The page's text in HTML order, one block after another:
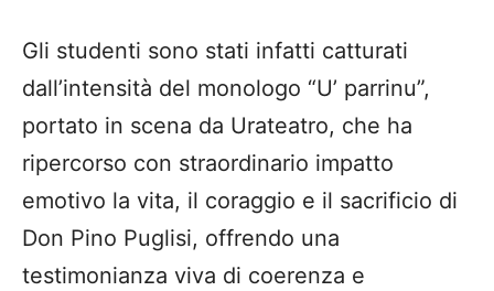
Gli studenti sono stati infatti catturati
dall’intensità del monologo “U’ parrinu”,
portato in scena da Urateatro, che ha
ripercorso con straordinario impatto
emotivo la vita, il coraggio e il sacrificio di
Don Pino Puglisi, offrendo una
testimonianza viva di coerenza e